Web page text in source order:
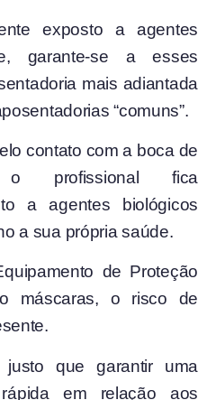
exposto a agentes
garante-se a esses
mais adiantada
“comuns”.
contato com a boca de
o profissional fica
a agentes biológicos
a sua própria saúde.
de Proteção
máscaras, o risco de
justo que garantir uma
em relação aos